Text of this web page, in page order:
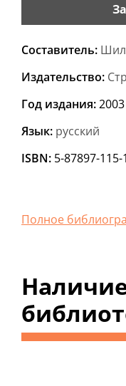
Составитель:
Издательство:
Год издания:2003
Язык: русский
ISBN: 5-87897-115-1
Полное